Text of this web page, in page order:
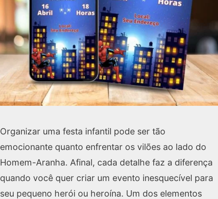
Organizar uma festa infantil pode ser tão
emocionante quanto enfrentar os vilões ao lado do
Homem-Aranha. Afinal, cada detalhe faz a diferença
quando você quer criar um evento inesquecível para
seu pequeno herói ou heroína. Um dos elementos